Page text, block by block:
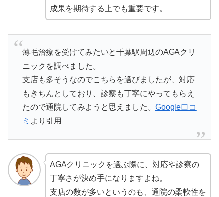
成果を期待する上でも重要です。
薄毛治療を受けてみたいと千葉駅周辺のAGAクリ
ニックを調べました。
支店も多そうなのでこちらを選びましたが、対応
もきちんとしており、診察も丁寧にやってもらえ
たので通院してみようと思えました。 Google口コ
ミ より引用
AGAクリニックを選ぶ際に、対応や診察の
丁寧さが決め手になりますよね。
支店の数が多いというのも、通院の柔軟性を